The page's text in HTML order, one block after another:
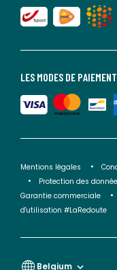
LES MODES DE
Mentions légales
Protection des
Garantie commerciale
d'utilisation #LaRedoute
Belgium